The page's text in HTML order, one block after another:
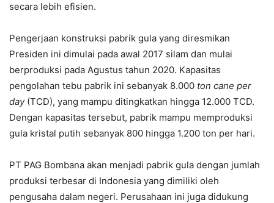
secara lebih efisien.
Pengerjaan konstruksi pabrik gula yang diresmikan
Presiden ini dimulai pada awal 2017 silam dan mulai
berproduksi pada Agustus tahun 2020. Kapasitas
pengolahan tebu pabrik ini sebanyak 8.000 ton cane per
day(TCD), yang mampu ditingkatkan hingga 12.000 TCD.
Dengan kapasitas tersebut, pabrik mampu memproduksi
gula kristal putih sebanyak 800 hingga 1.200 ton per hari.
PT PAG Bombana akan menjadi pabrik gula dengan jumlah
produksi terbesar di Indonesia yang dimiliki oleh
pengusaha dalam negeri. Perusahaan ini juga didukung